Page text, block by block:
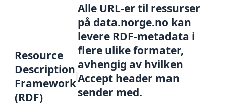
Resource
Description
Framework
(RDF)
Alle URL-er til ressurser
på data.norge.no kan
levere RDF-metadata i
flere ulike formater,
avhengig av hvilken
Accept header man
sender med.